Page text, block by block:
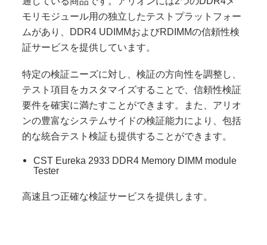
モリモジュール用の独立したテストプラットフォー
ムがあり、DDR4 UDIMMおよびRDIMMの信頼性検
証サービスを提供しています。
特定の検証ニーズに対し、検証の方向性を調整し、
テスト項目をカスタマイズすることで、信頼性検証
要件を確実に満たすことができます。また、アリオ
ンの豊富なシステムサイドの検証能力により、包括
的な統合テスト検証も提供することができます。
CST Eureka 2933 DDR4 Memory DIMM module
Tester
高速且つ正確な検証サービスを提供します。